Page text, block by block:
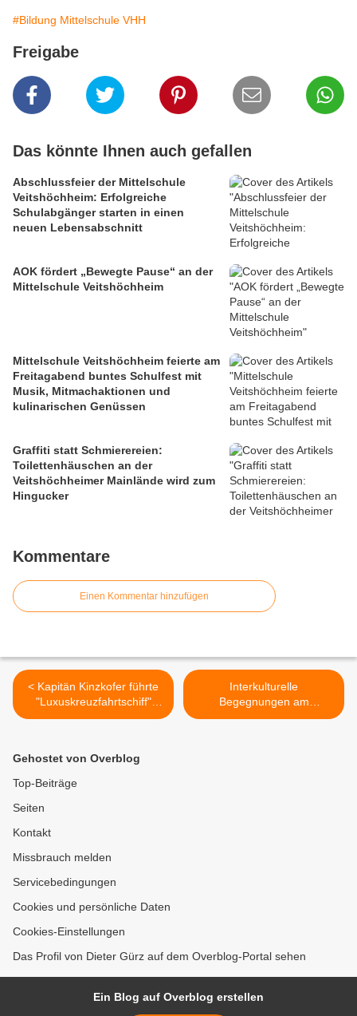
#Bildung Mittelschule VHH
Freigabe
Das könnte Ihnen auch gefallen
Abschlussfeier der Mittelschule
Veitshöchheim: Erfolgreiche
Schulabgänger starten in einen
neuen Lebensabschnitt
AOK fördert „Bewegte Pause“ an der
Mittelschule Veitshöchheim
Mittelschule Veitshöchheim feierte am
Freitagabend buntes Schulfest mit
Musik, Mitmachaktionen und
kulinarischen Genüssen
Graffiti statt Schmierereien:
Toilettenhäuschen an der
Veitshöchheimer Mainlände wird zum
Hingucker
Kommentare
Einen Kommentar hinzufügen
< Kapitän Kinzkofer führte
"Luxuskreuzfahrtschiff"
Veitshöchheim zu
Sitzung
Interkulturelle
Begegnungen am
Gymnasium Veitshöchheim
Gehostet von Overblog
Top-Beiträge
Seiten
Kontakt
Missbrauch melden
Servicebedingungen
Cookies und persönliche Daten
Cookies-Einstellungen
Das Profil von Dieter Gürz auf dem Overblog-Portal sehen
Ein Blog auf Overblog erstellen